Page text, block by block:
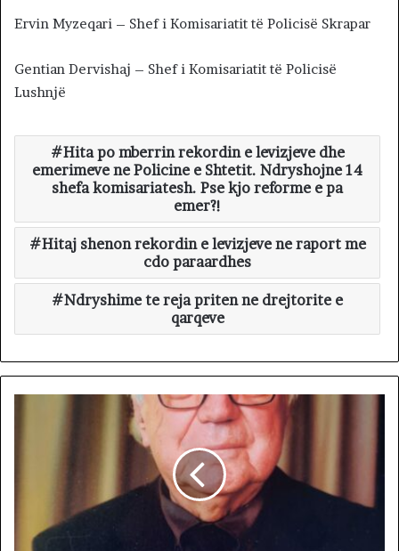
Ervin Myzeqari – Shef i Komisariatit të Policisë Skrapar
Gentian Dervishaj – Shef i Komisariatit të Policisë
Lushnjë
Hita po mberrin rekordin e levizjeve dhe
emerimeve ne Policine e Shtetit. Ndryshojne 14
shefa komisariatesh. Pse kjo reforme e pa
emer?!
Hitaj shenon rekordin e levizjeve ne raport me
cdo paraardhes
Ndryshime te reja priten ne drejtorite e
qarqeve